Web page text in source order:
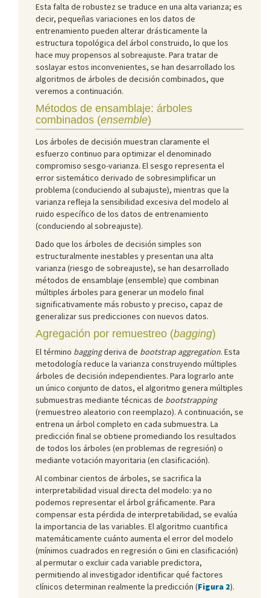
Esta falta de robustez se traduce en una alta varianza; es
decir, pequeñas variaciones en los datos de
entrenamiento pueden alterar drásticamente la
estructura topológica del árbol construido, lo que los
hace muy propensos al sobreajuste. Para tratar de
soslayar estos inconvenientes, se han desarrollado los
algoritmos de árboles de decisión combinados, que
veremos a continuación.
Métodos de ensamblaje: árboles
combinados (ensemble)
Los árboles de decisión muestran claramente el
esfuerzo continuo para optimizar el denominado
compromiso sesgo-varianza. El sesgo representa el
error sistemático derivado de sobresimplificar un
problema (conduciendo al subajuste), mientras que la
varianza refleja la sensibilidad excesiva del modelo al
ruido específico de los datos de entrenamiento
(conduciendo al sobreajuste).
Dado que los árboles de decisión simples son
estructuralmente inestables y presentan una alta
varianza (riesgo de sobreajuste), se han desarrollado
métodos de ensamblaje (ensemble) que combinan
múltiples árboles para generar un modelo final
significativamente más robusto y preciso, capaz de
generalizar sus predicciones con nuevos datos.
Agregación por remuestreo (bagging)
El término baggingderiva de bootstrap aggregation. Esta
metodología reduce la varianza construyendo múltiples
árboles de decisión independientes. Para lograrlo ante
un único conjunto de datos, el algoritmo genera múltiples
submuestras mediante técnicas de bootstrapping
(remuestreo aleatorio con reemplazo). A continuación, se
entrena un árbol completo en cada submuestra. La
predicción final se obtiene promediando los resultados
de todos los árboles (en problemas de regresión) o
mediante votación mayoritaria (en clasificación).
Al combinar cientos de árboles, se sacrifica la
interpretabilidad visual directa del modelo: ya no
podemos representar el árbol gráficamente. Para
compensar esta pérdida de interpretabilidad, se evalúa
la importancia de las variables. El algoritmo cuantifica
matemáticamente cuánto aumenta el error del modelo
(mínimos cuadrados en regresión o Gini en clasificación)
al permutar o excluir cada variable predictora,
permitiendo al investigador identificar qué factores
clínicos determinan realmente la predicción (Figura 2).